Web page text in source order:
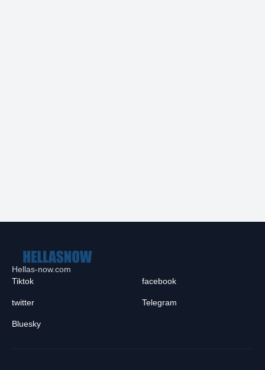
Hellas-now.com
Tiktok
facebook
twitter Telegram
Bluesky